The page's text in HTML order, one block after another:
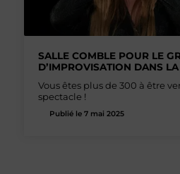
SALLE COMBLE POUR LE
D’IMPROVISATION DANS
Vous êtes plus de 300 à être
spectacle !
Publié le 7 mai 2025